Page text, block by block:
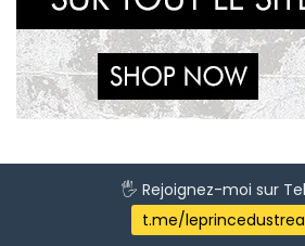
©2023 topsitestreaming.org | Tous
Sitemap|Contact|
🖐 Rejoignez-moi sur
t.me/